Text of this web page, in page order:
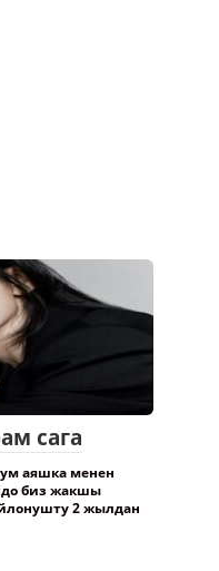
сага
аяшка менен
биз жакшы
2 жылдан